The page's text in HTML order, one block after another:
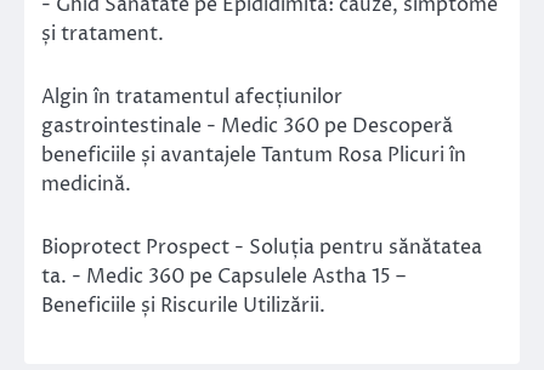
și tratament.
Algin în tratamentul afecțiunilor
gastrointestinale - Medic 360 pe Descoperă
beneficiile și avantajele Tantum Rosa Plicuri în
medicină.
Bioprotect Prospect - Soluția pentru sănătatea
ta. - Medic 360 pe Capsulele Astha 15 –
Beneficiile și Riscurile Utilizării.